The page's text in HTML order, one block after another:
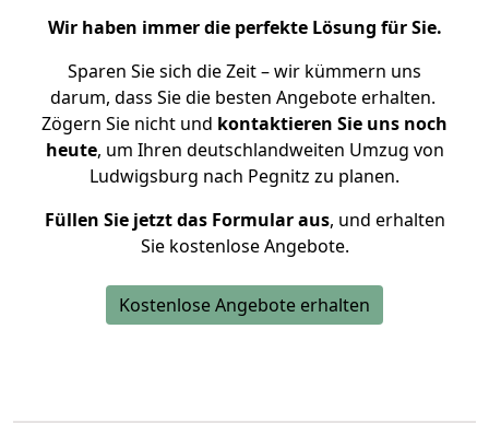
Wir haben immer die perfekte Lösung für Sie.
Sparen Sie sich die Zeit – wir kümmern uns
darum, dass Sie die besten Angebote erhalten.
Zögern Sie nicht und kontaktieren Sie uns noch
heute, um Ihren deutschlandweiten Umzug von
Ludwigsburg nach Pegnitz zu planen.
Füllen Sie jetzt das Formular aus, und erhalten
Sie kostenlose Angebote.
Kostenlose Angebote erhalten